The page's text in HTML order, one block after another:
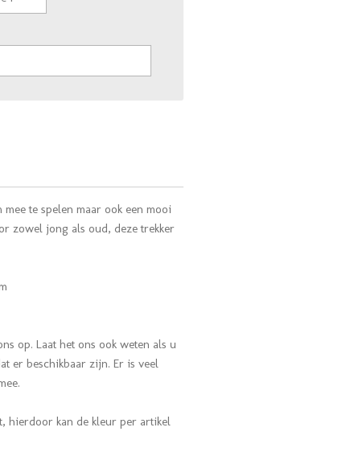
te spelen maar ook een mooi
zowel jong als oud, deze trekker
op. Laat het ons ook weten als u
er beschikbaar zijn. Er is veel
hierdoor kan de kleur per artikel